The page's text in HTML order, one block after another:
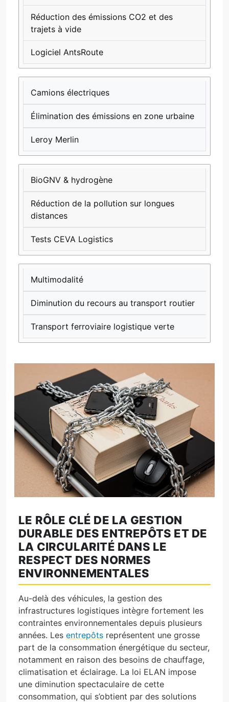
Réduction des émissions CO2 et des
trajets à vide
Logiciel AntsRoute
Camions électriques
Élimination des émissions en zone urbaine
Leroy Merlin
BioGNV & hydrogène
Réduction de la pollution sur longues
distances
Tests CEVA Logistics
Multimodalité
Diminution du recours au transport routier
Transport ferroviaire logistique verte
LE RÔLE CLÉ DE LA GESTION
DURABLE DES ENTREPÔTS ET DE
LA CIRCULARITÉ DANS LE
RESPECT DES NORMES
ENVIRONNEMENTALES
Au-delà des véhicules, la gestion des
infrastructures logistiques intègre fortement les
contraintes environnementales depuis plusieurs
années. Les entrepôts représentent une grosse
part de la consommation énergétique du secteur,
notamment en raison des besoins de chauffage,
climatisation et éclairage. La loi ELAN impose
une diminution spectaculaire de cette
consommation, qui s’obtient par des solutions